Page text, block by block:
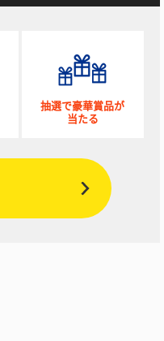
抽選で豪華賞品が
当たる